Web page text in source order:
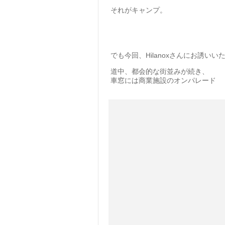
それがキャンプ。
でも今回、Hilanoxさんにお誘いい
道中、都会的な街並みが続き、
車窓には商業施設のオンパレード